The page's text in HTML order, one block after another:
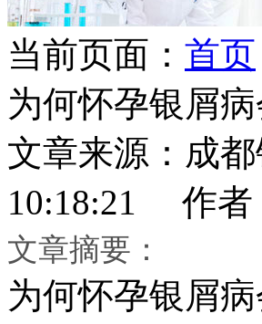
当前页面： 首页
为何怀孕银屑
文章来源：成
10:18:21 作者
文章摘要：
为何怀孕银屑